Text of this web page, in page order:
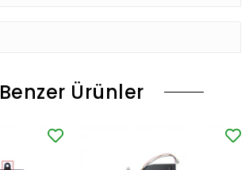
Benzer Ürünler